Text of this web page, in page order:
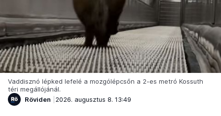
Vaddisznó lépked lefelé a mozgólépcsőn a 2-es metró Kossuth
téri megállójánál.
Röviden
2026. augusztus 8. 13:49